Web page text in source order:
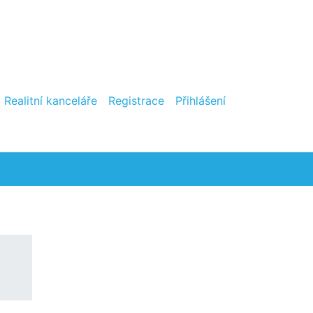
Realitní kanceláře Registrace Přihlášení